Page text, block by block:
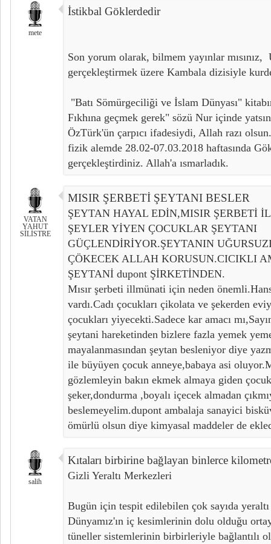
mete
İstikbal Göklerdedir
Son yorum olarak, bilmem yayınlar mısınız,
gerçekleştirmek üzere Kambala dizisiyle
"Batı Sömürgeciliği ve İslam Dünyası"
Fıkhına geçmek gerek" sözü Nur içinde
ÖzTürk'ün çarpıcı ifadesiydi, Allah razı
fizik alemde 28.02-07.03.2018 haftasında
gerçekleştirdiniz. Allah'a ısmarladık.
VATAN
YAHUT
SİLİSTRE
MISIR ŞERBETİ ŞEYTANI BESLER
ŞEYTAN HAYAL EDİN,MISIR ŞERBETİ
ŞEYLER YİYEN ÇOCUKLAR ŞEYTANI
GÜÇLENDİRİYOR.ŞEYTANIN
ÇÖKECEK ALLAH KORUSUN.CICIKLI
ŞEYTANİ dupont ŞİRKETİNDEN.
Mısır şerbeti illmünati için neden
vardı.Cadı çocukları çikolata ve şekerden
çocukları yiyecekti.Sadece kar amacı
şeytani hareketinden bizlere fazla yemek
mayalanmasından şeytan besleniyor diye
ile büyüyen çocuk anneye,babaya asi
gözlemleyin bakın ekmek almaya giden
şeker,dondurma ,boyalı içecek almadan
beslemeyelim.dupont ambalaja sanayici
ömürlü olsun diye kimyasal maddeler de
salih
Kıtaları birbirine bağlayan binlerce
Gizli Yeraltı Merkezleri
Bugün için tespit edilebilen çok sayıda
Dünyamız'ın iç kesimlerinin dolu olduğu
tüneller sistemlerinin birbirleriyle bağlantılı